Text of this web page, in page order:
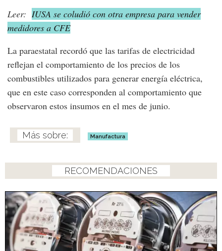
Leer: IUSA se coludió con otra empresa para vender
medidores a CFE
La paraestatal recordó que las tarifas de electricidad
reflejan el comportamiento de los precios de los
combustibles utilizados para generar energía eléctrica,
que en este caso corresponden al comportamiento que
observaron estos insumos en el mes de junio.
Manufactura
RECOMENDACIONES